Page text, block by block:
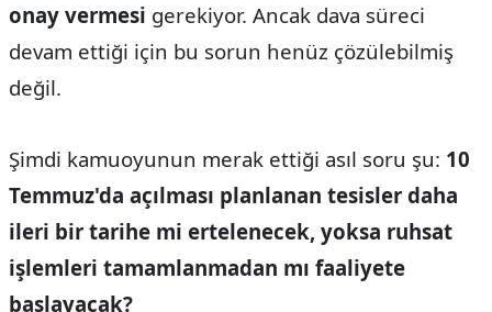
onay vermesi gerekiyor. Ancak dava süreci
devam ettiği için bu sorun henüz çözülebilmiş
değil.
Şimdi kamuoyunun merak ettiği asıl soru şu: 10
Temmuz'da açılması planlanan tesisler daha
ileri bir tarihe mi ertelenecek, yoksa ruhsat
işlemleri tamamlanmadan mı faaliyete
başlayacak?